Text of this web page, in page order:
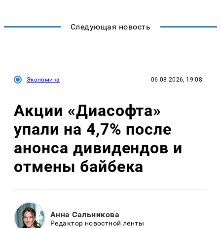
Следующая новость
Экономика 06.08.2026, 19:08
Акции «Диасофта»
упали на 4,7% после
анонса дивидендов и
отмены байбека
Анна Сальникова
Редактор новостной ленты